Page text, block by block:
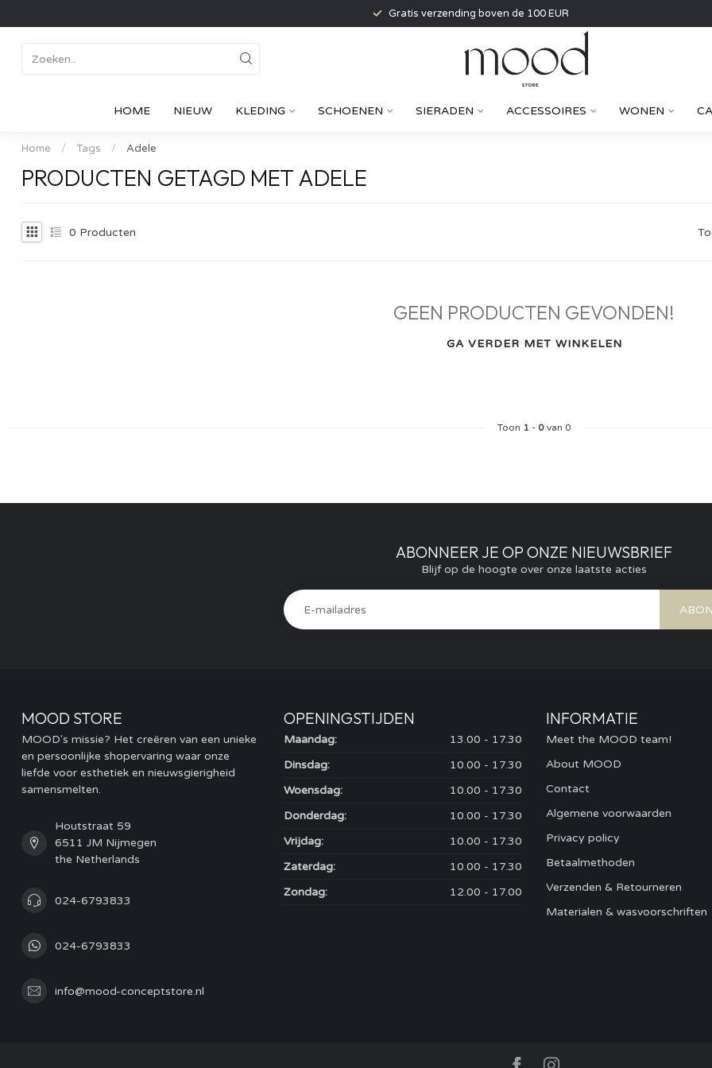
Gratis verzending boven de 100 EUR
HOME NIEUW KLEDING SCHOENEN SIERADEN ACCESSOIRES WONEN
Home / Tags / Adele
PRODUCTEN GETAGD MET ADELE
0 Producten
GEEN PRODUCTEN GEVONDEN!
GA VERDER MET WINKELEN
Toon 1 - 0van 0
ABONNEER JE OP ONZE NIEUWSBRIEF
Blijf op de hoogte over onze laatste acties
MOOD STORE
MOOD's missie? Het creëren van een unieke
en persoonlijke shopervaring waar onze
liefde voor esthetiek en nieuwsgierigheid
samensmelten.
Houtstraat 59
6511 JM Nijmegen
the Netherlands
024-6793833
024-6793833
info@mood-conceptstore.nl
OPENINGSTIJDEN
Maandag:
13.00 - 17.30
Dinsdag:
10.00 - 17.30
Woensdag:
10.00 - 17.30
Donderdag:
10.00 - 17.30
Vrijdag:
10.00 - 17.30
Zaterdag:
10.00 - 17.30
Zondag:
12.00 - 17.00
INFORMATIE
Meet the MOOD team!
About MOOD
Contact
Algemene voorwaarden
Privacy policy
Betaalmethoden
Verzenden & Retourneren
Materialen & wasvoorschriften